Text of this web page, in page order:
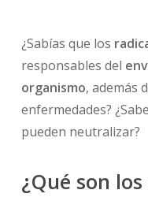
¿Sabías que los
responsables del
organismo, además
enfermedades?
pueden neutralizar?
¿Qué son